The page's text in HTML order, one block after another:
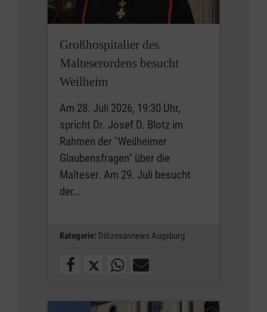
Großhospitalier des
Malteserordens besucht
Weilheim
Am 28. Juli 2026, 19:30 Uhr,
spricht Dr. Josef D. Blotz im
Rahmen der "Weilheimer
Glaubensfragen" über die
Malteser. Am 29. Juli besucht
der…
Kategorie: Diözesannews Augsburg